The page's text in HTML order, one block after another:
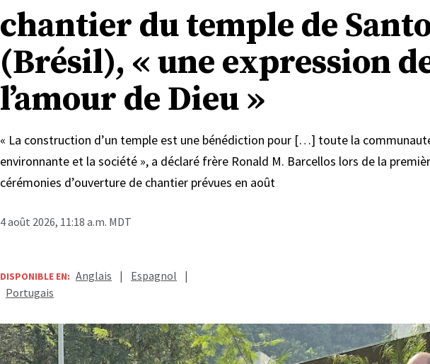
chantier du temple de
(Brésil), « une expression
l’amour de Dieu »
« La construction d’un temple est une bénédiction pour […] toute la
environnante et la société », a déclaré frère Ronald M. Barcellos lors de la
cérémonies d’ouverture de chantier prévues en août
4 août 2026, 11:18 a.m. MDT
DISPONIBLE EN: Anglais | Espagnol
|
Portugais